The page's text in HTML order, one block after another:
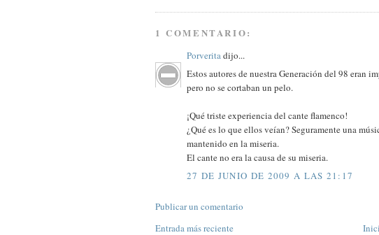
1 COMENTARIO:
Porverita dijo...
Estos autores de nuestra Generación del 98 eran
pero no se cortaban un pelo.
¡Qué triste experiencia del cante flamenco!
¿Qué es lo que ellos veían? Seguramente una
mantenido en la miseria.
El cante no era la causa de su miseria.
27 DE JUNIO DE 2009 A LAS 21:17
Publicar un comentario
Entrada más reciente